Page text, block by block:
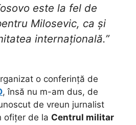
este la fel de
Milosevic, ca și
internațională.”
o conferință de
, însă nu m-am dus, de
de vreun jurnalist
ofițer de la Centrul militar